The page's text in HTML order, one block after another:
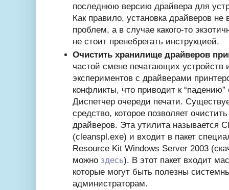
последнюю версию драйвера для
Как правило, установка драйверов не
проблем, а в случае какого-то
не стоит пренебрегать инструкцией.
Очистить хранилище драйверов
частой смене печатающих устройств
экспериментов с драйверами
конфликты, что приводит к
Диспетчер очереди печати.
средство, которое позволяет
драйверов. Эта утилита называется
(cleanspl.exe) и входит в пакет
Resource Kit Windows Server 2003
можноздесь). В этот пакет входит
которые могут быть полезны
администраторам.